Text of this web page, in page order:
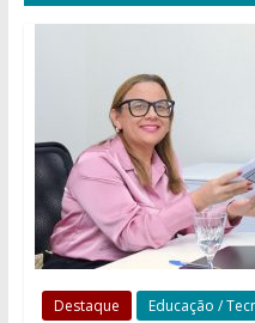
Destaque Educação /